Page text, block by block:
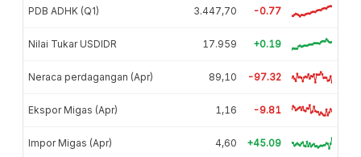
PDB ADHK (Q1) 3.447,70 -0.77
Nilai Tukar USDIDR 17.959 +0.19
Neraca perdagangan (Apr) 89,10 -97.32
Ekspor Migas (Apr) 1,16 -9.81
Impor Migas (Apr) 4,60 +45.09